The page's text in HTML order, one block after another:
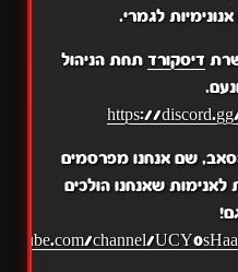
לגמרי.
דיסקורד תחת הניהול
https://
שם אנחנו מפרסמים
לאנימות שאנחנו הולכים
channel/